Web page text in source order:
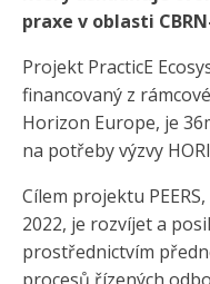
praxe v oblasti
Projekt PracticE
financovaný z
Horizon Europe, je
na potřeby výzvy
Cílem projektu
2022, je rozvíjet a
prostřednictvím